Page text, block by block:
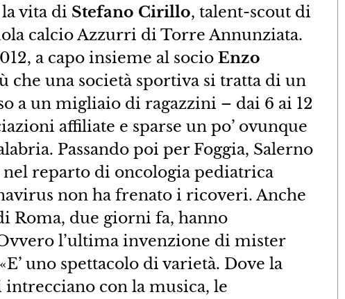
vita di Stefano Cirillo, talent-scout di
calcio Azzurri di Torre Annunziata.
a capo insieme al socio Enzo
che una società sportiva si tratta di un
a un migliaio di ragazzini – dai 6 ai 12
affiliate e sparse un po’ ovunque
Passando poi per Foggia, Salerno
reparto di oncologia pediatrica
non ha frenato i ricoveri. Anche
Roma, due giorni fa, hanno
l’ultima invenzione di mister
uno spettacolo di varietà. Dove la
con la musica, le